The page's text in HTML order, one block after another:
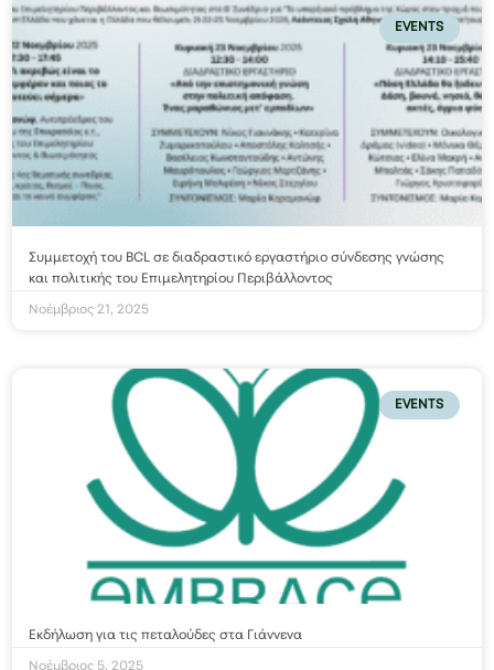
EVENTS
Συμμετοχή του BCL σε διαδραστικό εργαστήριο σύνδεσης γνώσης
και πολιτικής του Επιμελητηρίου Περιβάλλοντος
Νοέμβριος 21, 2025
EVENTS
Εκδήλωση για τις πεταλούδες στα Γιάννενα
Νοέμβριος 5, 2025